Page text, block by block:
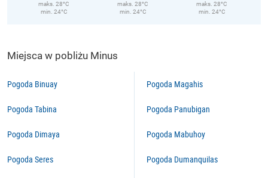
maks. 28°C
min. 24°C
maks. 28°C
min. 24°C
maks. 28°C
min. 24°C
Miejsca w pobliżu Minus
Pogoda Binuay
Pogoda Tabina
Pogoda Dimaya
Pogoda Seres
Pogoda Magahis
Pogoda Panubigan
Pogoda Mabuhoy
Pogoda Dumanquilas